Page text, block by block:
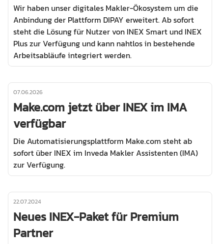
Wir haben unser digitales Makler-Ökosystem um die
Anbindung der Plattform DIPAY erweitert. Ab sofort
steht die Lösung für Nutzer von INEX Smart und INEX
Plus zur Verfügung und kann nahtlos in bestehende
Arbeitsabläufe integriert werden.
07.06.2026
Make.com jetzt über INEX im IMA
verfügbar
Die Automatisierungsplattform Make.com steht ab
sofort über INEX im Inveda Makler Assistenten (IMA)
zur Verfügung.
22.07.2024
Neues INEX-Paket für Premium
Partner